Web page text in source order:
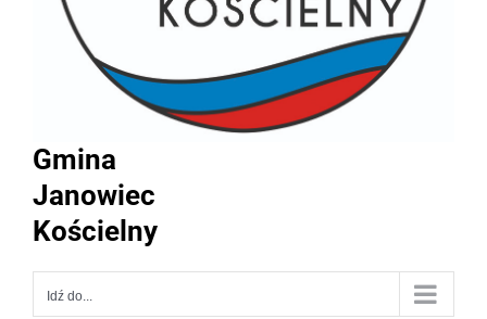
Gmina
Janowiec
Kościelny
Idź do...